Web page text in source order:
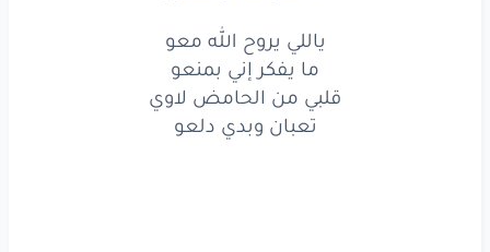
تعبانوبدي دلعو
شبيكولالبيك
الكنزراحمنإيديك
ياللي يروح الله معو
ما يفكر إني بمنعو
قلبي من الحامض لاوي
تعبان وبدي دلعو